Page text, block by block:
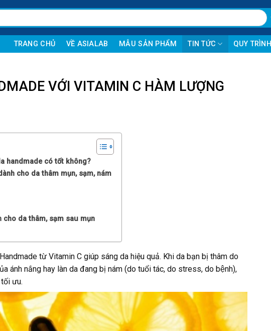
TRANG CHỦ VỀ ASIALAB MẪU SẢN PHẨM TIN TỨC QUY TRÌNH
VỚI VITAMIN C HÀM LƯỢNG
handmade có tốt không?
cho da thâm mụn, sạm, nám
cho da thâm, sạm sau mụn
từ Vitamin C giúp sáng da hiệu quả. Khi da bạn bị thâm do
ánh nắng hay làn da đang bị nám (do tuổi tác, do stress, do bệnh),
ưu.